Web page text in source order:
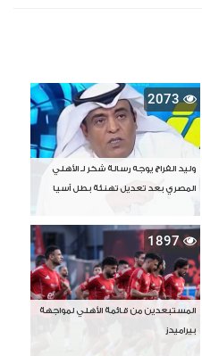
2073
وليد الفراج يوجه رسالة شكر لـ الأهلي
المصري بعد تعديل تهنئة بطل آسيا
1897
المستبعدين من قائمة الأهلي لمواجهة
بيراميدز